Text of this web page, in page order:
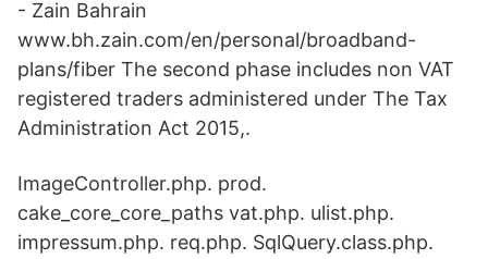
- Zain Bahrain
www.bh.zain.com/en/personal/broadband-
plans/fiber The second phase includes non VAT
registered traders administered under The Tax
Administration Act 2015,.
ImageController.php. prod.
cake_core_core_paths vat.php. ulist.php.
impressum.php. req.php. SqlQuery.class.php.